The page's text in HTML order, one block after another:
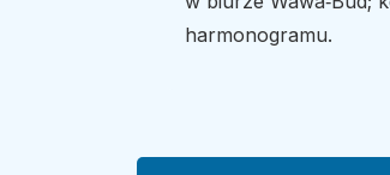
harmonogramu.